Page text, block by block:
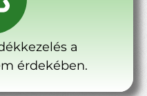
a
érdekében.